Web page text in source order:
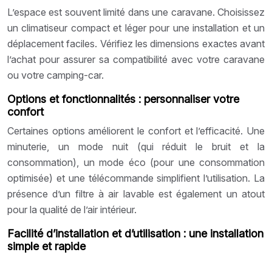
L’espace est souvent limité dans une caravane. Choisissez
un climatiseur compact et léger pour une installation et un
déplacement faciles. Vérifiez les dimensions exactes avant
l’achat pour assurer sa compatibilité avec votre caravane
ou votre camping-car.
Options et fonctionnalités : personnaliser votre
confort
Certaines options améliorent le confort et l’efficacité. Une
minuterie, un mode nuit (qui réduit le bruit et la
consommation), un mode éco (pour une consommation
optimisée) et une télécommande simplifient l’utilisation. La
présence d’un filtre à air lavable est également un atout
pour la qualité de l’air intérieur.
Facilité d’installation et d’utilisation : une installation
simple et rapide